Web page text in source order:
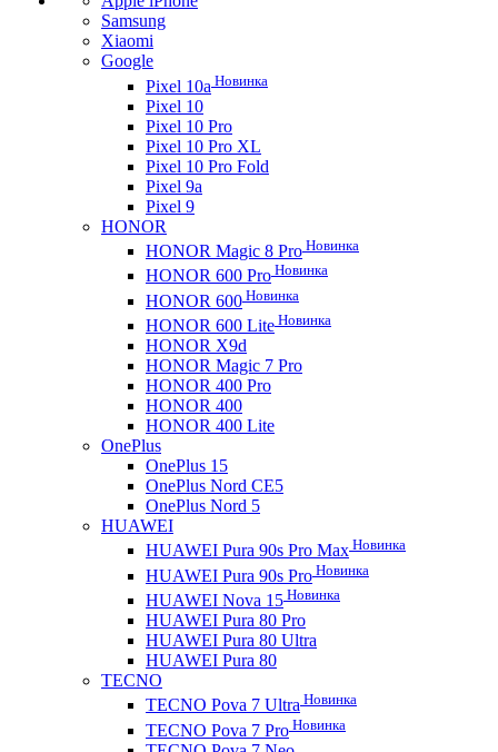
Samsung
Xiaomi
Google
Pixel 10a Новинка
Pixel 10
Pixel 10 Pro
Pixel 10 Pro XL
Pixel 10 Pro Fold
Pixel 9a
Pixel 9
HONOR
HONOR Magic 8 Pro Новинка
HONOR 600 Pro Новинка
HONOR 600 Новинка
HONOR 600 Lite Новинка
HONOR X9d
HONOR Magic 7 Pro
HONOR 400 Pro
HONOR 400
HONOR 400 Lite
OnePlus
OnePlus 15
OnePlus Nord CE5
OnePlus Nord 5
HUAWEI
HUAWEI Pura 90s Pro Max Новинка
HUAWEI Pura 90s Pro Новинка
HUAWEI Nova 15 Новинка
HUAWEI Pura 80 Pro
HUAWEI Pura 80 Ultra
HUAWEI Pura 80
TECNO
TECNO Pova 7 Ultra Новинка
TECNO Pova 7 Pro Новинка